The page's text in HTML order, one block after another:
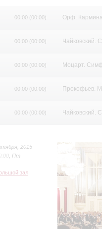
абонементе Вы
00:00(00:00) Орф.
00:00(00:00) Чайковский.
00:00(00:00) Моцарт.
00:00(00:00) Прокофьев.
00:00(00:00) Чайковский.
2015
Пт
зал